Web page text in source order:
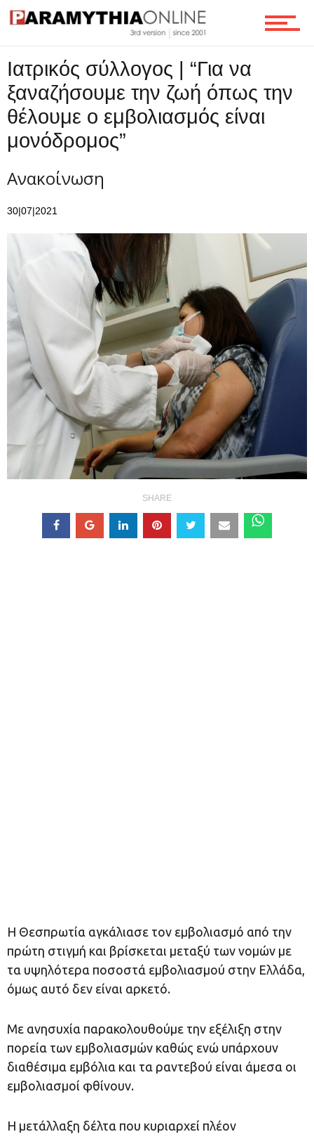
Ροή
Επικοινωνία
Ιατρικός σύλλογος | “Για να
ξαναζήσουμε την ζωή όπως την
θέλουμε ο εμβολιασμός είναι
μονόδρομος”
Ανακοίνωση
30|07|2021
SHARE
Η Θεσπρωτία αγκάλιασε τον εμβολιασμό από την
πρώτη στιγμή και βρίσκεται μεταξύ των νομών με
τα υψηλότερα ποσοστά εμβολιασμού στην Ελλάδα,
όμως αυτό δεν είναι αρκετό.
Με ανησυχία παρακολουθούμε την εξέλιξη στην
πορεία των εμβολιασμών καθώς ενώ υπάρχουν
διαθέσιμα εμβόλια και τα ραντεβού είναι άμεσα οι
εμβολιασμοί φθίνουν.
Η μετάλλαξη δέλτα που κυριαρχεί πλέον